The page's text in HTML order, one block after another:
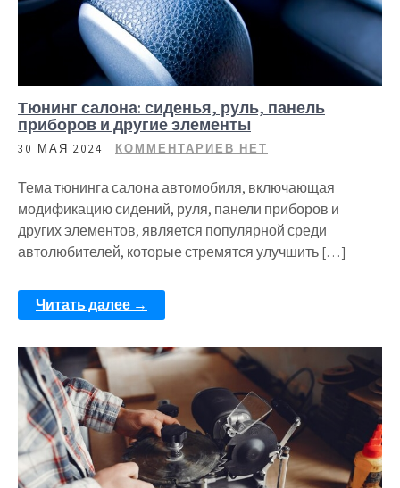
Тюнинг салона: сиденья, руль, панель
приборов и другие элементы
30 МАЯ 2024 КОММЕНТАРИЕВ НЕТ
Тема тюнинга салона автомобиля, включающая
модификацию сидений, руля, панели приборов и
других элементов, является популярной среди
автолюбителей, которые стремятся улучшить […]
Читать далее →